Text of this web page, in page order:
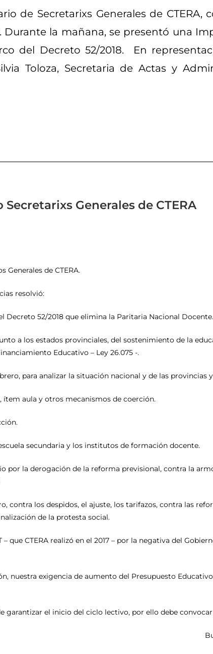
de Secretarixs Generales de CTERA,
la mañana, se presentó una
del Decreto 52/2018. En
Toloza, Secretaria de Actas y
Generales de CTERA
Generales de CTERA.
resolvió:
52/2018 que elimina la Paritaria Nacional Docente.
a los estados provinciales, del sostenimiento de la
Educativo – Ley 26.075 -.
para analizar la situación nacional y de las provincias
aula y otros mecanismos de coerción.
secundaria y los institutos de formación docente.
por la derogación de la reforma previsional, contra la
contra los despidos, el ajuste, los tarifazos, contra las
de la protesta social.
que CTERA realizó en el 2017 – por la negativa del
nuestra exigencia de aumento del Presupuesto
garantizar el inicio del ciclo lectivo, por ello debe